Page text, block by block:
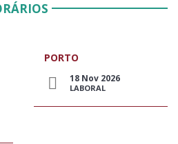
PORTO
18 Nov 2026
LABORAL